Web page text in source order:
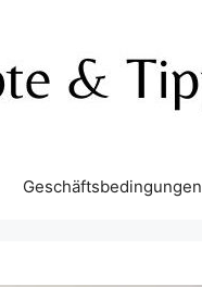
Geschäftsbedingungen